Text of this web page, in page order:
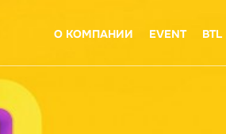
О КОМПАНИИ EVENT BTL